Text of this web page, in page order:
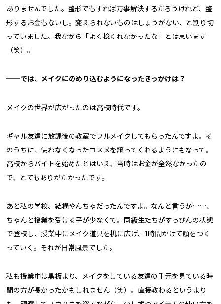
ありませんでした。整形でもすれば万事解決するだろうけれど、整
形するお金もないし。変えられないものはしょうがない、と割り切
っていました。我ながら「よく捻くれなかったな」とは思います
（笑）。
──では、メイクにのめり込むようになったきっかけは？
メイクの世界が広がったのは高校時代です。
ギャル友達に放課後の教室でフルメイクしてもらったんですよ。そ
のうちに、使わなくなったコスメを譲ってくれるようにもなって。
高校からバイトを始めたとはいえ、当時はお金が全然なかったの
で、とてもありがたかったです。
あと私の学校、結構やんちゃだったんですよ。なんと言うか……、
ちゃんと授業を受ける子が少なくて。同級生たちがすっぴんの状態
で登校し、授業中にメイク道具を机に広げ、1時間かけて顔をつく
っていく。それが日常風景でした。
私も授業中は黒板より、メイクをしている友達の手元を見ている時
間の方が長かったかもしれません（笑）。直接教わるというより